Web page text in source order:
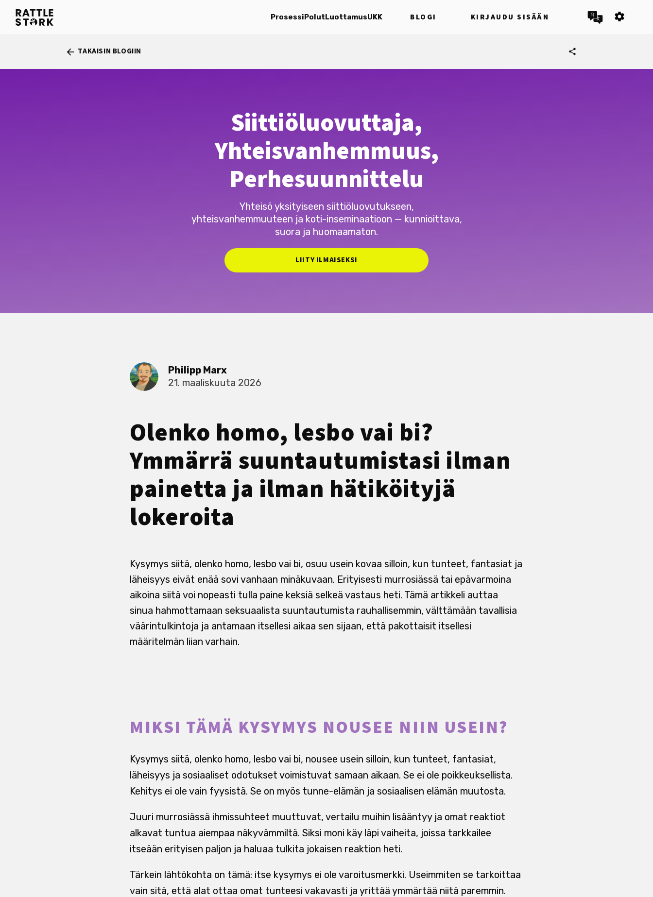
ProsessiPolutLuottamusUKK BLOGI KIRJAUDU SISÄÄN settings
arrow_back TAKAISIN BLOGIIN share
Siittiöluovuttaja,
Yhteisvanhemmuus,
Perhesuunnittelu
Yhteisö yksityiseen siittiöluovutukseen,
yhteisvanhemmuuteen ja koti-inseminaatioon — kunnioittava,
suora ja huomaamaton.
LIITY ILMAISEKSI
Philipp Marx
21. maaliskuuta 2026
Olenko homo, lesbo vai bi?
Ymmärrä suuntautumistasi ilman
painetta ja ilman hätiköityjä
lokeroita
Kysymys siitä, olenko homo, lesbo vai bi, osuu usein kovaa silloin, kun tunteet, fantasiat ja
läheisyys eivät enää sovi vanhaan minäkuvaan. Erityisesti murrosiässä tai epävarmoina
aikoina siitä voi nopeasti tulla paine keksiä selkeä vastaus heti. Tämä artikkeli auttaa
sinua hahmottamaan seksuaalista suuntautumista rauhallisemmin, välttämään tavallisia
väärintulkintoja ja antamaan itsellesi aikaa sen sijaan, että pakottaisit itsellesi
määritelmän liian varhain.
MIKSI TÄMÄ KYSYMYS NOUSEE NIIN USEIN?
Kysymys siitä, olenko homo, lesbo vai bi, nousee usein silloin, kun tunteet, fantasiat,
läheisyys ja sosiaaliset odotukset voimistuvat samaan aikaan. Se ei ole poikkeuksellista.
Kehitys ei ole vain fyysistä. Se on myös tunne-elämän ja sosiaalisen elämän muutosta.
Juuri murrosiässä ihmissuhteet muuttuvat, vertailu muihin lisääntyy ja omat reaktiot
alkavat tuntua aiempaa näkyvämmiltä. Siksi moni käy läpi vaiheita, joissa tarkkailee
itseään erityisen paljon ja haluaa tulkita jokaisen reaktion heti.
Tärkein lähtökohta on tämä: itse kysymys ei ole varoitusmerkki. Useimmiten se tarkoittaa
vain sitä, että alat ottaa omat tunteesi vakavasti ja yrittää ymmärtää niitä paremmin.